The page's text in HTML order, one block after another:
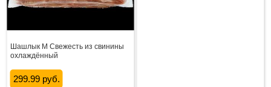
Шашлык М Свежесть из свинины
охлаждённый
299.99 руб.